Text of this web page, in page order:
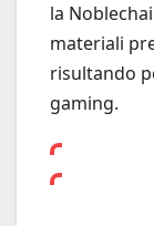
la
materiali
risultando
gaming.